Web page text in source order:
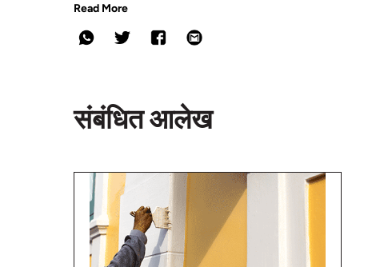
Read More
संबंधित आलेख